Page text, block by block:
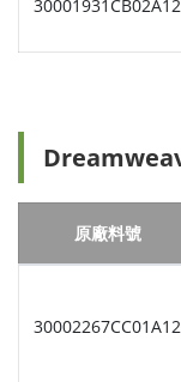
30001931CB02A12
原廠料號
30002267CC01A12